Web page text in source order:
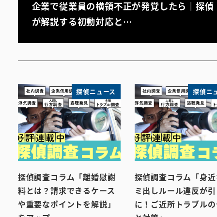
企業で従業員の横領不正が発覚したら｜探偵
が解説する初動対応と…
探偵ニュース
探偵調査コラム「離婚慰謝
料とは？請求できるケース
や重要なポイントを解説」
探偵ニ
探偵調査コラム「身
ミ出しルール違反が
に！ご近所トラブル